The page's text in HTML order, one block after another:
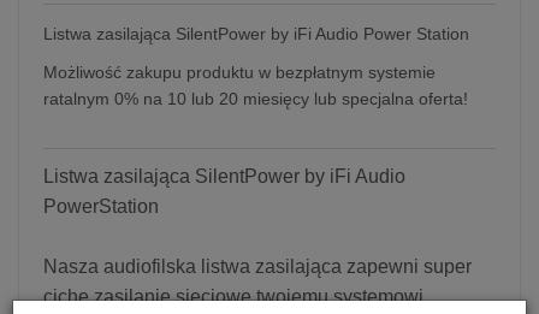
Listwa zasilająca SilentPower by iFi Audio Power Station
Możliwość zakupu produktu w bezpłatnym systemie
ratalnym 0% na 10 lub 20 miesięcy lub specjalna oferta!
Listwa zasilająca SilentPower by iFi Audio
PowerStation
Nasza audiofilska listwa zasilająca zapewni super
ciche zasilanie sieciowe twojemu systemowi